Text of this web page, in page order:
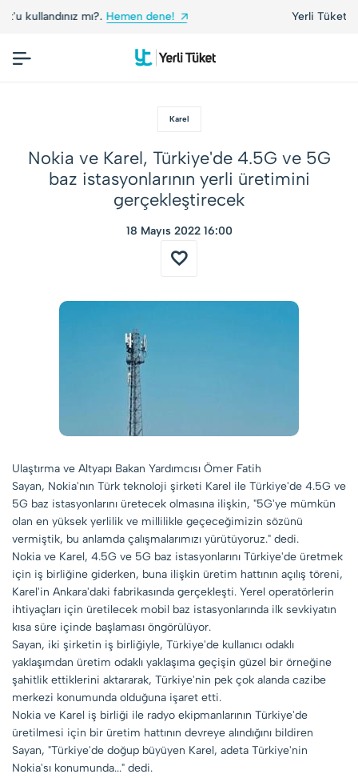
Yerli Tüketiciler, Yerli Markalarla Buluşuyor!
Karel
Nokia ve Karel, Türkiye'de 4.5G ve 5G
baz istasyonlarının yerli üretimini
gerçekleştirecek
18 Mayıs 2022 16:00
Ulaştırma ve Altyapı Bakan Yardımcısı Ömer Fatih
Sayan, Nokia'nın Türk teknoloji şirketi Karel ile Türkiye'de 4.5G ve
5G baz istasyonlarını üretecek olmasına ilişkin, "5G'ye mümkün
olan en yüksek yerlilik ve millilikle geçeceğimizin sözünü
vermiştik, bu anlamda çalışmalarımızı yürütüyoruz." dedi.
Nokia ve Karel, 4.5G ve 5G baz istasyonlarını Türkiye'de üretmek
için iş birliğine giderken, buna ilişkin üretim hattının açılış töreni,
Karel'in Ankara'daki fabrikasında gerçekleşti. Yerel operatörlerin
ihtiyaçları için üretilecek mobil baz istasyonlarında ilk sevkiyatın
kısa süre içinde başlaması öngörülüyor.
Sayan, iki şirketin iş birliğiyle, Türkiye'de kullanıcı odaklı
yaklaşımdan üretim odaklı yaklaşıma geçişin güzel bir örneğine
şahitlik ettiklerini aktararak, Türkiye'nin pek çok alanda cazibe
merkezi konumunda olduğuna işaret etti.
Nokia ve Karel iş birliği ile radyo ekipmanlarının Türkiye'de
üretilmesi için bir üretim hattının devreye alındığını bildiren
Sayan, "Türkiye'de doğup büyüyen Karel, adeta Türkiye'nin
Nokia'sı konumunda..." dedi.